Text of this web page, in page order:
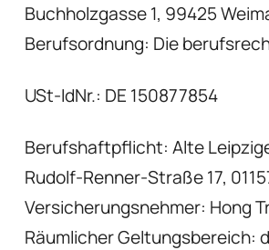
Buchholzgasse 1, 99425
Berufsordnung: Die
USt-IdNr.: DE 150877854
Berufshaftpflicht: Alte
Rudolf-Renner-Straße 17,
Versicherungsnehmer: Hong
Räumlicher Geltungsbereich: